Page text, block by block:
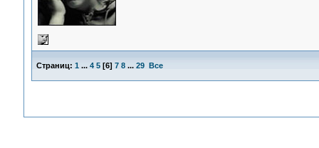
Страниц: 1 ... 4 5[6] 7 8 ... 29 Все